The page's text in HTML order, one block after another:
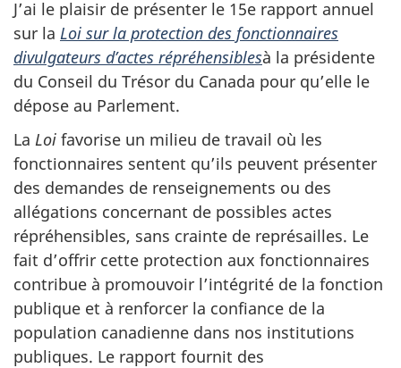
J’ai le plaisir de présenter le 15e rapport annuel
sur la Loi sur la protection des fonctionnaires
divulgateurs d’actes répréhensiblesà la présidente
du Conseil du Trésor du Canada pour qu’elle le
dépose au Parlement.
La Loi favorise un milieu de travail où les
fonctionnaires sentent qu’ils peuvent présenter
des demandes de renseignements ou des
allégations concernant de possibles actes
répréhensibles, sans crainte de représailles. Le
fait d’offrir cette protection aux fonctionnaires
contribue à promouvoir l’intégrité de la fonction
publique et à renforcer la confiance de la
population canadienne dans nos institutions
publiques. Le rapport fournit des